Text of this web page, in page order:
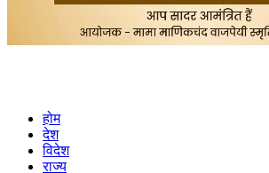
होम
देश
विदेश
राज्य